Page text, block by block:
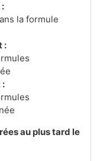
:
la formule
:
:
au plus tard le